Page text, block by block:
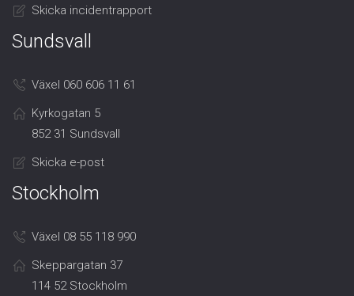
Skicka incidentrapport
Sundsvall
Växel 060 606 11 61
Kyrkogatan 5
852 31 Sundsvall
Skicka e-post
Stockholm
Växel 08 55 118 990
Skeppargatan 37
114 52 Stockholm